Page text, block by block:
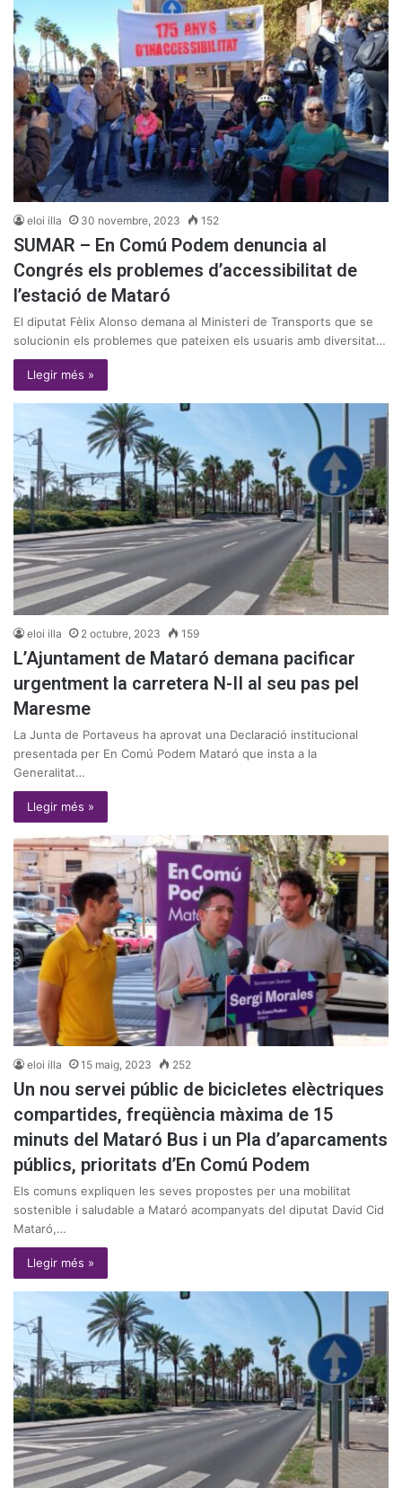
eloi illa 30 novembre, 2023 152
SUMAR – En Comú Podem denuncia al
Congrés els problemes d’accessibilitat de
l’estació de Mataró
El diputat Fèlix Alonso demana al Ministeri de Transports que se
solucionin els problemes que pateixen els usuaris amb diversitat…
Llegir més »
eloi illa 2 octubre, 2023 159
L’Ajuntament de Mataró demana pacificar
urgentment la carretera N-II al seu pas pel
Maresme
La Junta de Portaveus ha aprovat una Declaració institucional
presentada per En Comú Podem Mataró que insta a la
Generalitat…
Llegir més »
eloi illa 15 maig, 2023 252
Un nou servei públic de bicicletes elèctriques
compartides, freqüència màxima de 15
minuts del Mataró Bus i un Pla d’aparcaments
públics, prioritats d’En Comú Podem
Els comuns expliquen les seves propostes per una mobilitat
sostenible i saludable a Mataró acompanyats del diputat David Cid
Mataró,…
Llegir més »